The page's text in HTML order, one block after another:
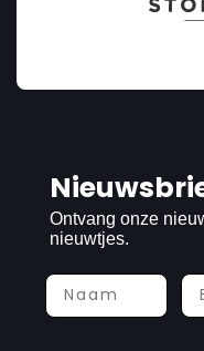
Ontvang onze
nieuwtjes.